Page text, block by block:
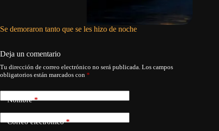
Se demoraron tanto que se les hizo de noche
Deja un comentario
Tu dirección de correo electrónico no será publicada. Los campos
obligatorios están marcados con *
Nombre*
Correo electrónico*